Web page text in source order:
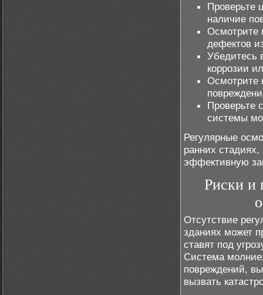
Проверьте
наличие
Осмотрите
дефектов
Убедитесь
коррозии
Осмотрите
Проверьте
системы
Регулярные
ранних
эффективную
Риски и
Отсутствие
зданиях может
ставят под
Система
повреждений,
вызвать